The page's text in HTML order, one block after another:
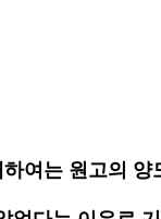
여는 원고의 양